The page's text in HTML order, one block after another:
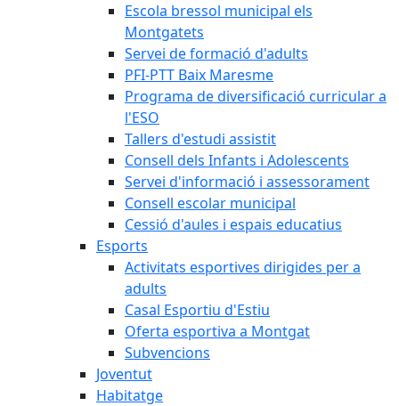
Escola bressol municipal els
Montgatets
Servei de formació d'adults
PFI-PTT Baix Maresme
Programa de diversificació curricular a
l'ESO
Tallers d'estudi assistit
Consell dels Infants i Adolescents
Servei d'informació i assessorament
Consell escolar municipal
Cessió d'aules i espais educatius
Esports
Activitats esportives dirigides per a
adults
Casal Esportiu d'Estiu
Oferta esportiva a Montgat
Subvencions
Joventut
Habitatge